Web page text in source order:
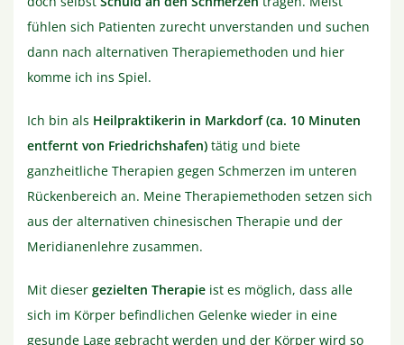
fühlen sich Patienten zurecht unverstanden und suchen
dann nach alternativen Therapiemethoden und hier
komme ich ins Spiel.
Ich bin als Heilpraktikerin in Markdorf (ca. 10 Minuten
entfernt von Friedrichshafen) tätig und biete
ganzheitliche Therapien gegen Schmerzen im unteren
Rückenbereich an. Meine Therapiemethoden setzen sich
aus der alternativen chinesischen Therapie und der
Meridianenlehre zusammen.
Mit dieser gezielten Therapie ist es möglich, dass alle
sich im Körper befindlichen Gelenke wieder in eine
gesunde Lage gebracht werden und der Körper wird so